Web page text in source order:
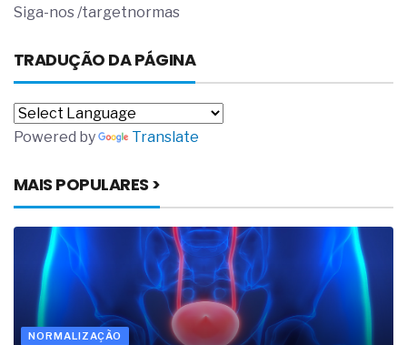
Siga-nos /targetnormas
TRADUÇÃO DA PÁGINA
Powered by Translate
MAIS POPULARES >
NORMALIZAÇÃO